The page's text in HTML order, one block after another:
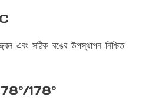
এবং সঠিক রঙের উপস্থাপন নিশ্চিত
178º